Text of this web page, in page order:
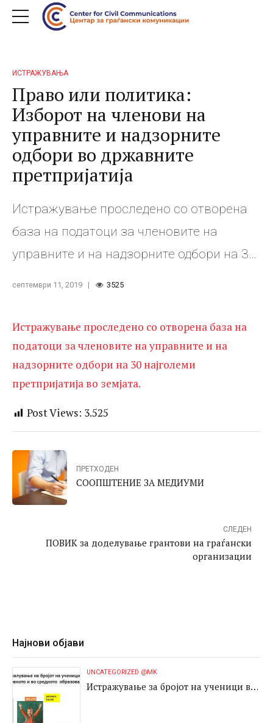
ИСТРАЖУВАЊА
Право или политика:
Изборот на членови на
управните и надзорните
одбори во државните
претпријатија
Истражување проследено со отворена
база на податоци за членовите на
управните и на надзорните одбори на 30
септември 11, 2019 3525
Истражување проследено со отворена база на
податоци за членовите на управните и на
надзорните одбори на 30 најголеми
претпријатија во земјата.
Post Views: 3.525
ПРЕТХОДЕН
СООПШТЕНИЕ ЗА МЕДИУМИ
СЛЕДЕН
ПОВИК за доделување грантови на граѓански
организации
Најнови објави
UNCATEGORIZED @MK
Истражување за бројот на ученици во